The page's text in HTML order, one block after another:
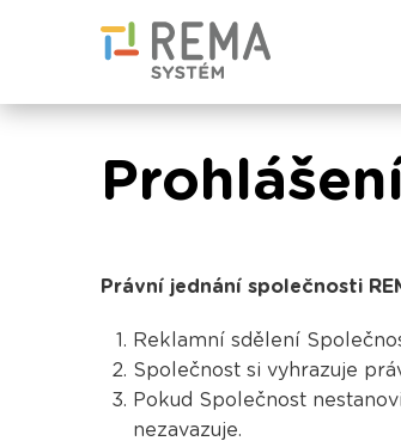
Právní jednání společnosti
Reklamní sdělení
Společnost si vyhrazuje
Pokud Společnost
nezavazuje.